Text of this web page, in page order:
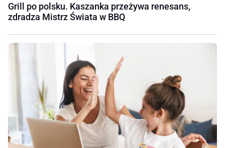
Grill po polsku. Kaszanka przeżywa renesans,
zdradza Mistrz Świata w BBQ